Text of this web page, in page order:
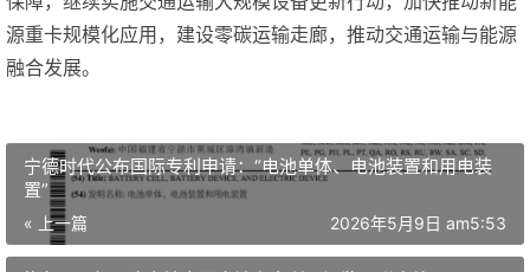
源重卡规模化应用，建设零碳运输走廊，推动交通运输与能源
融合发展。
宁德时代公布国际专利申请：“电池单体、电池装置和用电装
置”
« 上一篇 2026年5月9日 am5:53